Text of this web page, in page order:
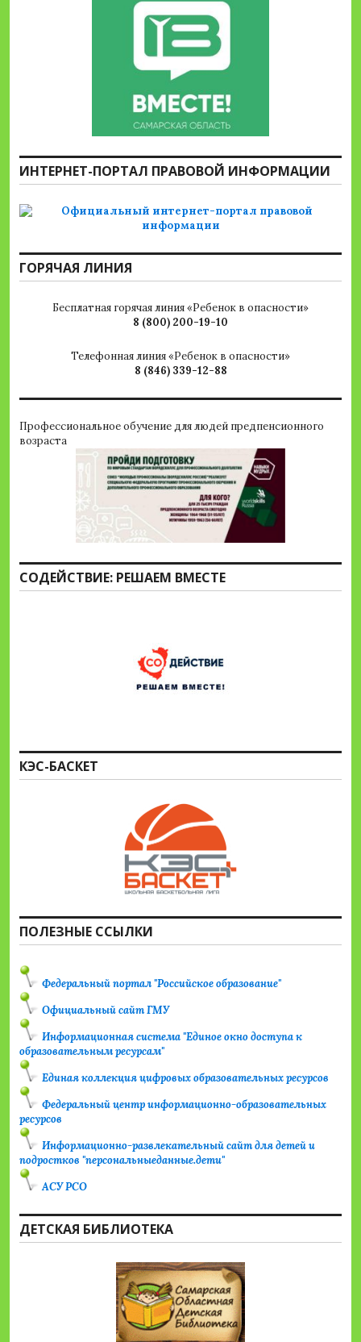
ИНТЕРНЕТ-ПОРТАЛ ПРАВОВОЙ ИНФОРМАЦИИ
ГОРЯЧАЯ ЛИНИЯ
Бесплатная горячая линия «Ребенок в опасности»
8 (800) 200-19-10
Телефонная линия «Ребенок в опасности»
8 (846) 339-12-88
Профессиональное обучение для людей предпенсионного
возраста
СОДЕЙСТВИЕ: РЕШАЕМ ВМЕСТЕ
КЭС-БАСКЕТ
ПОЛЕЗНЫЕ ССЫЛКИ
Федеральный портал "Российское образование"
Официальный сайт ГМУ
Информационная система "Единое окно доступа к
образовательным ресурсам"
Единая коллекция цифровых образовательных ресурсов
Федеральный центр информационно-образовательных
ресурсов
Информационно-развлекательный сайт для детей и
подростков "персональныеданные.дети"
АСУ РСО
ДЕТСКАЯ БИБЛИОТЕКА